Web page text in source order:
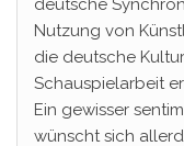
deutsche
Nutzung von
die deutsche
Schauspielarbeit
Ein gewisser
wünscht sich